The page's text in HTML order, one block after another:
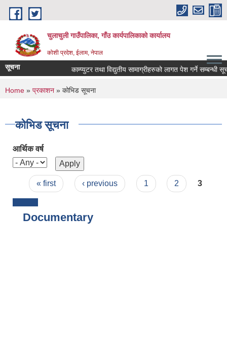
Skip to main content
चुलाचुली गाउँपालिका, गाँउ कार्यपालिकाको कार्यालय
कोशी प्रदेश, ईलाम, नेपाल
सूचना काम्प्युटर तथा विद्युतीय सामाग्रीहरुको लागत पेश गर्ने सम्बन्धी
You are here
Home » प्रकाशन » कोभिड सूचना
कोभिड सूचना
आर्थिक वर्ष
Pages
« first ‹ previous 1 2 3
Documentary